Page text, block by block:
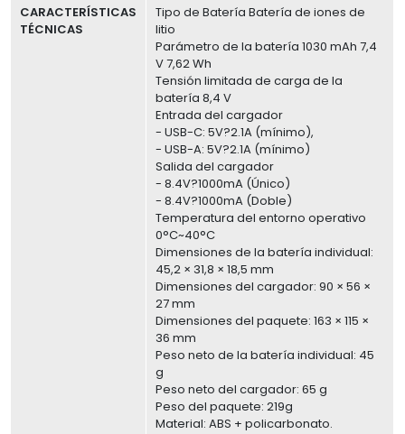
CARACTERÍSTICAS
TÉCNICAS
Tipo de Batería Batería de iones de
litio
Parámetro de la batería 1030 mAh 7,4
V 7,62 Wh
Tensión limitada de carga de la
batería 8,4 V
Entrada del cargador
- USB-C: 5V?2.1A (mínimo),
- USB-A: 5V?2.1A (mínimo)
Salida del cargador
- 8.4V?1000mA (Único)
- 8.4V?1000mA (Doble)
Temperatura del entorno operativo
0°C~40°C
Dimensiones de la batería individual:
45,2 × 31,8 × 18,5 mm
Dimensiones del cargador: 90 × 56 ×
27 mm
Dimensiones del paquete: 163 × 115 ×
36 mm
Peso neto de la batería individual: 45
g
Peso neto del cargador: 65 g
Peso del paquete: 219g
Material: ABS + policarbonato.